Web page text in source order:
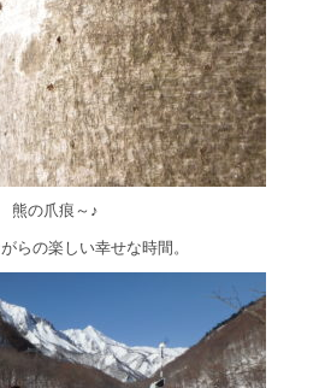
熊の爪痕～♪
らの楽しい幸せな時間。